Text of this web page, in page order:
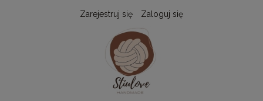
Zarejestruj się Zaloguj się